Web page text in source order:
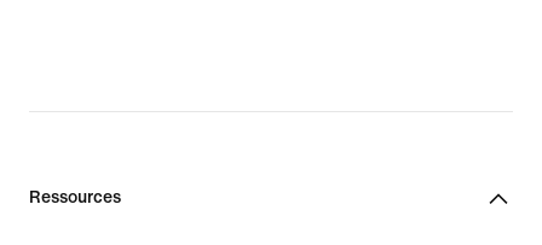
119,99 €
Ressources